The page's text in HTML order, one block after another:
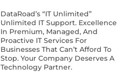
DataRoad’s “IT Unlimited”
Unlimited IT Support. Excellence
In Premium, Managed, And
Proactive IT Services For
Businesses That Can’t Afford To
Stop. Your Company Deserves A
Technology Partner.